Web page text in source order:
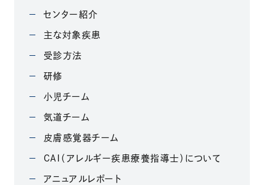
センター紹介
主な対象疾患
受診方法
研修
小児チーム
気道チーム
皮膚感覚器チーム
CAI（アレルギー疾患療養指導士）について
アニュアルレポート